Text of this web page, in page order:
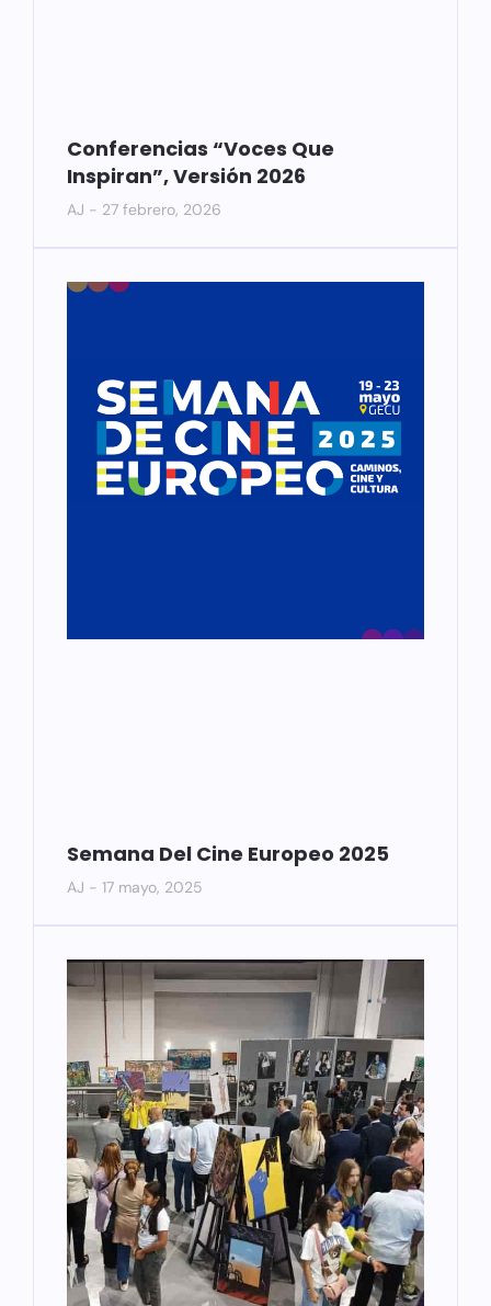
Conferencias “Voces Que
Inspiran”, Versión 2026
AJ 27 febrero, 2026
Semana Del Cine Europeo 2025
AJ 17 mayo, 2025